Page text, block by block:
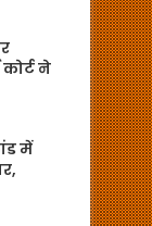
ने
में